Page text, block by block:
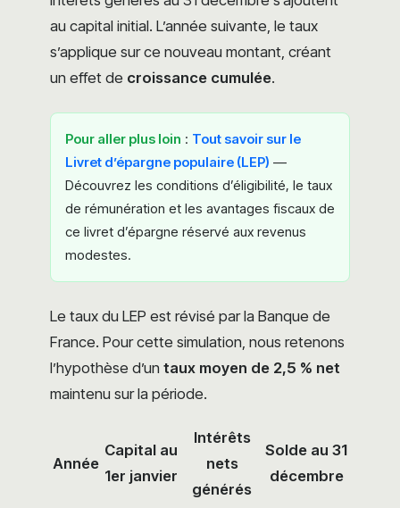
au capital initial. L’année suivante, le taux
s’applique sur ce nouveau montant, créant
un effet de croissance cumulée.
Pour aller plus loin : Tout savoir sur le
Livret d’épargne populaire (LEP) —
Découvrez les conditions d’éligibilité, le taux
de rémunération et les avantages fiscaux de
ce livret d’épargne réservé aux revenus
modestes.
Le taux du LEP est révisé par la Banque de
France. Pour cette simulation, nous retenons
l’hypothèse d’un taux moyen de 2,5 % net
maintenu sur la période.
Année
Capital au
1er janvier
Intérêts
nets
générés
Solde au 31
décembre